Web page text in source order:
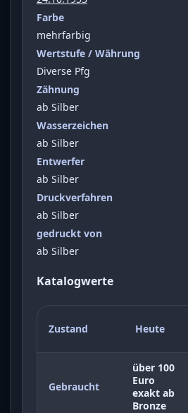
Farbe
mehrfarbig
Wertstufe / Währung
Diverse Pfg
Zähnung
ab Silber
Wasserzeichen
ab Silber
Entwerfer
ab Silber
Druckverfahren
ab Silber
gedruckt von
ab Silber
Katalogwerte
Zustand Heute
Gebraucht
über 100
Euro
exakt ab
Bronze